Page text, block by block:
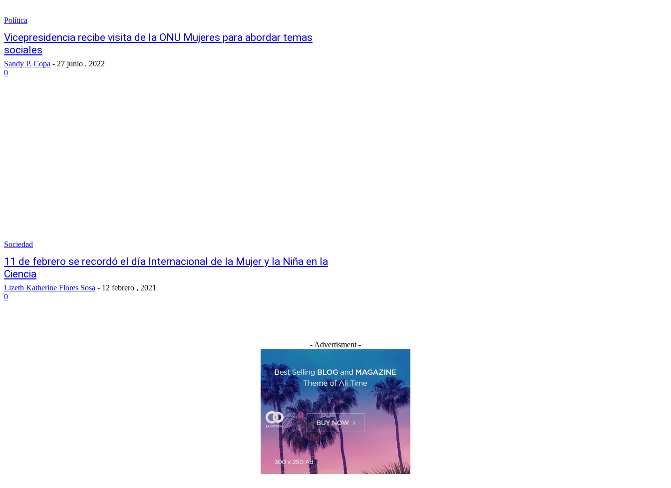
Política
Vicepresidencia recibe visita de la ONU Mujeres para abordar temas
sociales
Sandy P. Copa - 27 junio , 2022
0
Sociedad
11 de febrero se recordó el día Internacional de la Mujer y la Niña en la
Ciencia
Lizeth Katherine Flores Sosa - 12 febrero , 2021
0
- Advertisment -